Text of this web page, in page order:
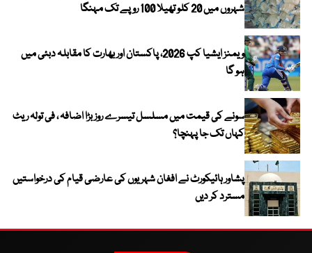
شہروں میں 20 کلو تھیلا 100 روپے تک مہنگا
ویمنز ایشیا کپ 2026، پاکستان اور بھارت کا مقابلہ دبئی میں
ہو گا
سونے کی قیمت میں مسلسل تیسرے روز بڑا اضافہ ، فی تولہ ریٹ
کہاں تک جا پہنچا؟
پشاور ہائیکورٹ نے افغان شہریوں کی عارضی قیام کی درخواستیں
مسترد کر دیں